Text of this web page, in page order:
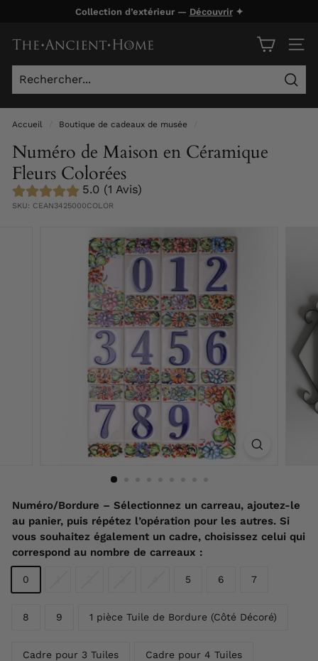
contenu
Collection d’extérieur — Découvrir✦
T
h
e
A
n
c
i
e
n
Accueil Boutique de cadeaux de musée
Numéro de Maison en Céramique
Fleurs Colorées
5.0 (1 Avis)
SKU: CEAN3425000COLOR
Numéro/Bordure – Sélectionnez un carreau, ajoutez-le
au panier, puis répétez l’opération pour les autres. Si
vous souhaitez également un cadre, choisissez celui qui
correspond au nombre de carreaux :
0 5 6 7
8 9 1 pièce Tuile de Bordure (Côté Décoré)
Cadre pour 3 Tuiles Cadre pour 4 Tuiles